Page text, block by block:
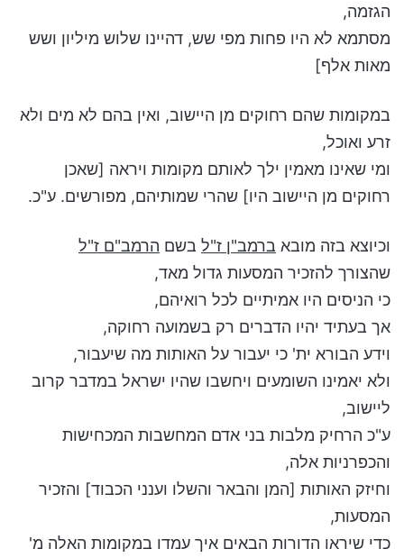
הגזמה,
מסתמא לא היו פחות מפי שש, דהיינו שלוש מיליון ושש
מאות אלף]
במקומות שהם רחוקים מן היישוב, ואין בהם לא מים ולא
זרע ואוכל,
ומי שאינו מאמין ילך לאותם מקומות ויראה [שאכן
רחוקים מן היישוב היו] שהרי שמותיהם, מפורשים. ע"כ.
וכיוצא בזה מובא ברמב"ן ז"ל בשם הרמב"ם ז"ל
שהצורך להזכיר המסעות גדול מאד,
כי הניסים היו אמיתיים לכל רואיהם,
אך בעתיד יהיו הדברים רק בשמועה רחוקה,
וידע הבורא ית' כי יעבור על האותות מה שיעבור,
ולא יאמינו השומעים ויחשבו שהיו ישראל במדבר קרוב
ליישוב,
ע"כ הרחיק מלבות בני אדם המחשבות המכחישות
והכפרניות אלה,
וחיזק האותות [המן והבאר והשלו וענני הכבוד] והזכיר
המסעות,
כדי שיראו הדורות הבאים איך עמדו במקומות האלה מ'